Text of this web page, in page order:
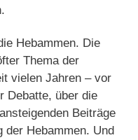
Hebammen. Die
Thema der
vielen Jahren – vor
Debatte, über die
Beiträge
Hebammen. Und